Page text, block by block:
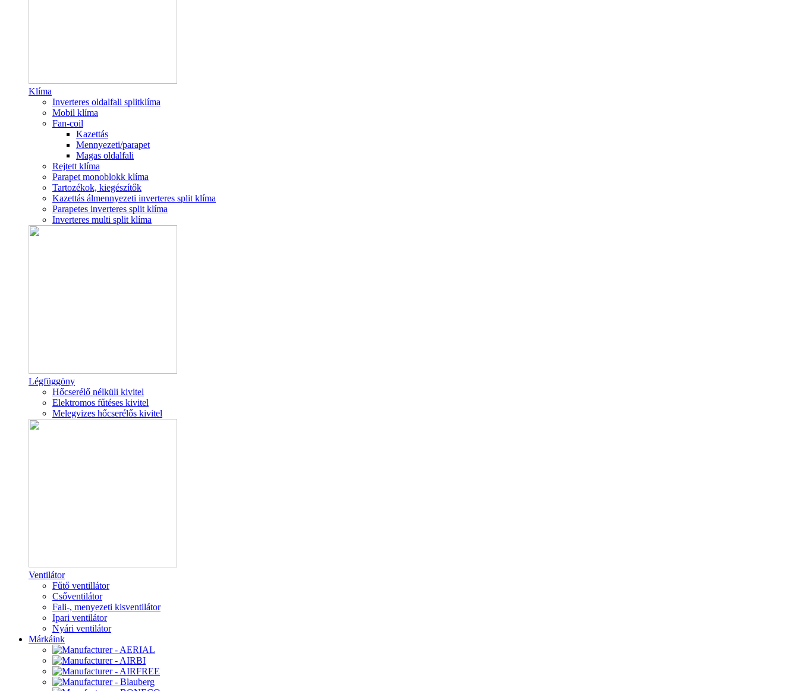
Klíma
Inverteres oldalfali splitklíma
Mobil klíma
Fan-coil
Kazettás
Mennyezeti/parapet
Magas oldalfali
Rejtett klíma
Parapet monoblokk klíma
Tartozékok, kiegészítők
Kazettás álmennyezeti inverteres split klíma
Parapetes inverteres split klíma
Inverteres multi split klíma
Légfüggöny
Hőcserélő nélküli kivitel
Elektromos fűtéses kivitel
Melegvizes hőcserélős kivitel
Ventilátor
Fűtő ventillátor
Csőventilátor
Fali-, menyezeti kisventilátor
Ipari ventilátor
Nyári ventilátor
Márkáink